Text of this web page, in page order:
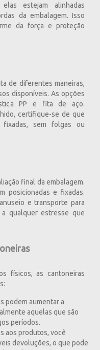
estejam alinhadas
da embalagem. Isso
da força e proteção
de diferentes maneiras,
disponíveis. As opções
PP e fita de aço.
certifique-se de que
fixadas, sem folgas ou
final da embalagem.
posicionadas e fixadas.
e transporte para
qualquer estresse que
físicos, as cantoneiras
podem aumentar a
aquelas que são
períodos.
aos produtos, você
devoluções, o que pode